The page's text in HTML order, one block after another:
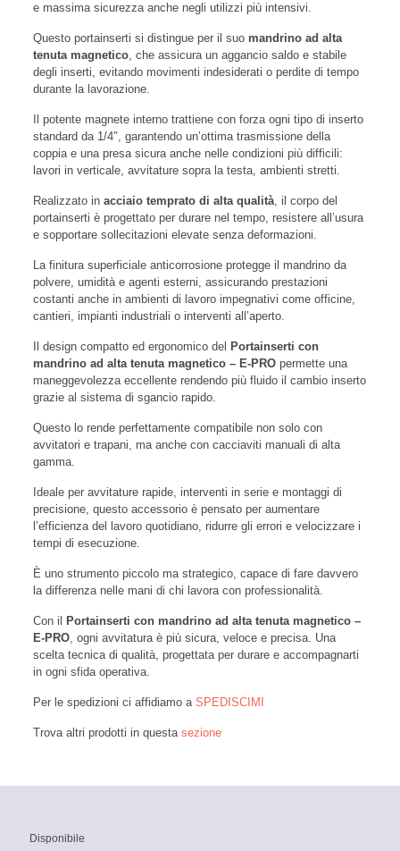
e massima sicurezza anche negli utilizzi più intensivi.
Questo portainserti si distingue per il suo mandrino ad alta
tenuta magnetico, che assicura un aggancio saldo e stabile
degli inserti, evitando movimenti indesiderati o perdite di tempo
durante la lavorazione.
Il potente magnete interno trattiene con forza ogni tipo di inserto
standard da 1/4″, garantendo un’ottima trasmissione della
coppia e una presa sicura anche nelle condizioni più difficili:
lavori in verticale, avvitature sopra la testa, ambienti stretti.
Realizzato in acciaio temprato di alta qualità, il corpo del
portainserti è progettato per durare nel tempo, resistere all’usura
e sopportare sollecitazioni elevate senza deformazioni.
La finitura superficiale anticorrosione protegge il mandrino da
polvere, umidità e agenti esterni, assicurando prestazioni
costanti anche in ambienti di lavoro impegnativi come officine,
cantieri, impianti industriali o interventi all’aperto.
Il design compatto ed ergonomico del Portainserti con
mandrino ad alta tenuta magnetico – E-PROpermette una
maneggevolezza eccellente rendendo più fluido il cambio inserto
grazie al sistema di sgancio rapido.
Questo lo rende perfettamente compatibile non solo con
avvitatori e trapani, ma anche con cacciaviti manuali di alta
gamma.
Ideale per avvitature rapide, interventi in serie e montaggi di
precisione, questo accessorio è pensato per aumentare
l’efficienza del lavoro quotidiano, ridurre gli errori e velocizzare i
tempi di esecuzione.
È uno strumento piccolo ma strategico, capace di fare davvero
la differenza nelle mani di chi lavora con professionalità.
Con il
Portainserti con mandrino ad alta tenuta magnetico –
E-PRO, ogni avvitatura è più sicura, veloce e precisa. Una
scelta tecnica di qualità, progettata per durare e accompagnarti
in ogni sfida operativa.
Per le spedizioni ci affidiamo a SPEDISCIMI
Trova altri prodotti in questa sezione
Disponibile